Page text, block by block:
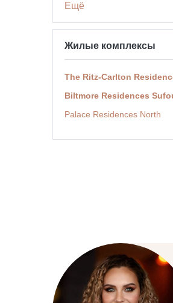
Ещё
Жилые комплексы
The Ritz-Carlton
Biltmore Residences
Palace Residences North